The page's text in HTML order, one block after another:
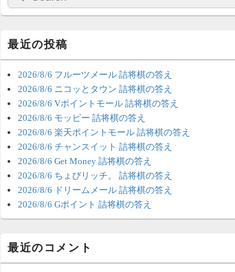
7/4 18:54（Dr.N）
時間の都合が付かないため、7月5
日の更新は休みます。申し訳あり
ません。
6/22 2:12（Dr.N）
ちょびリッチが10：00までメンテ
ナンスとのことなので、本日分の
更新は難しいかもしれません。
6/20 18:45（Dr.N）
ってしまいそうです。申し訳ござ
いません。
索:
索
最近の投稿
2026/8/6 フルーツメール 詰将棋の答え
2026/8/6 ニコッとタウン 詰将棋の答え
2026/8/6 Vポイントモール 詰将棋の答え
2026/8/6 モッピー 詰将棋の答え
2026/8/6 楽天ポイントモール 詰将棋の答え
2026/8/6 チャンスイット 詰将棋の答え
2026/8/6 Get Money 詰将棋の答え
2026/8/6 ちょびリッチ。 詰将棋の答え
2026/8/6 ドリームメール 詰将棋の答え
2026/8/6 Gポイント 詰将棋の答え
最近のコメント